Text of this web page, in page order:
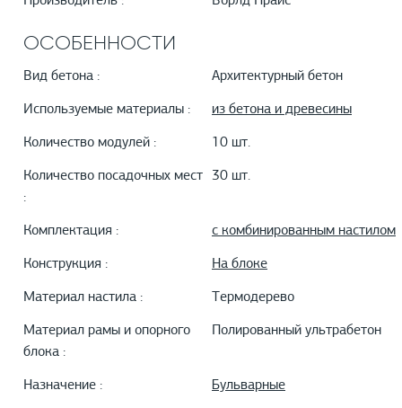
ОСОБЕННОСТИ
Вид бетона : Архитектурный бетон
Используемые материалы : из бетона и древесины
Количество модулей : 10 шт.
Количество посадочных мест
:
30 шт.
Комплектация : с комбинированным настилом
Конструкция : На блоке
Материал настила : Термодерево
Материал рамы и опорного
блока :
Полированный ультрабетон
Назначение : Бульварные